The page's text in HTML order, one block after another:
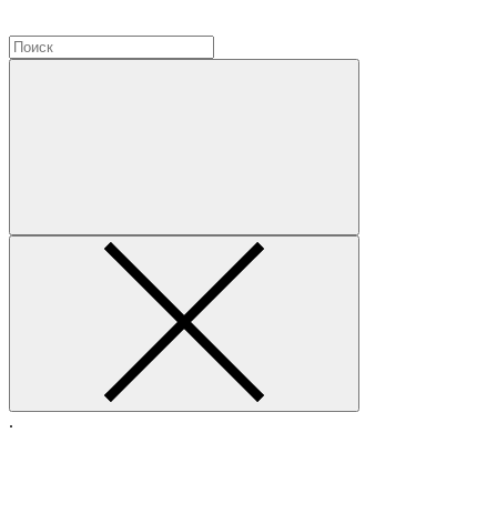
.